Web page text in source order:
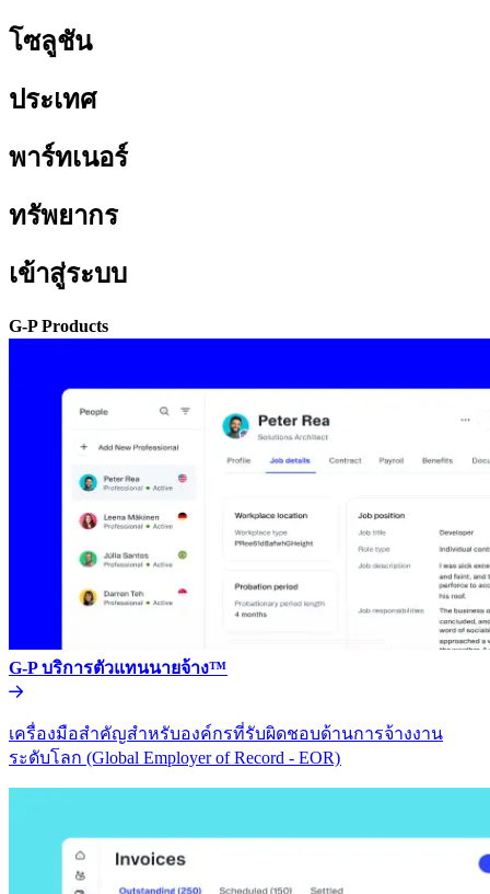
โซลูชัน​​
ประเทศ​​
พาร์ทเนอร์​​
ทรัพยากร​​
เข้าสู่ระบบ​​
G-P Products​​
G-P บริการตัวแทนนายจ้าง™​​
เครื่องมือสำคัญสำหรับองค์กรที่รับผิดชอบด้านการจ้างงาน
ระดับโลก (Global Employer of Record - EOR)​​